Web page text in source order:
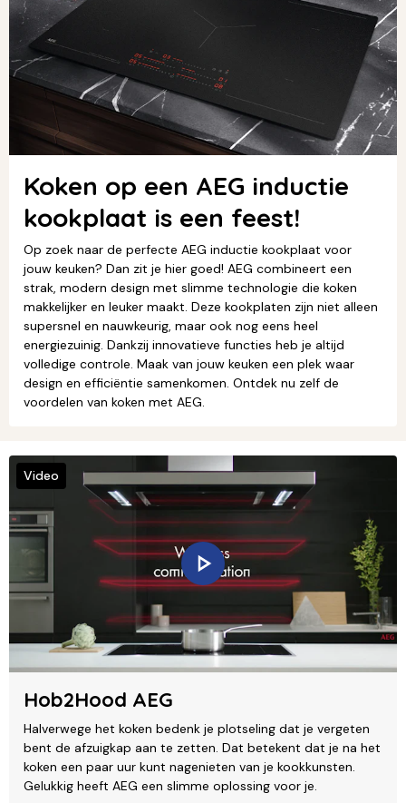
Koken op een AEG inductie
kookplaat is een feest!
Op zoek naar de perfecte AEG inductie kookplaat voor
jouw keuken? Dan zit je hier goed! AEG combineert een
strak, modern design met slimme technologie die koken
makkelijker en leuker maakt. Deze kookplaten zijn niet alleen
supersnel en nauwkeurig, maar ook nog eens heel
energiezuinig. Dankzij innovatieve functies heb je altijd
volledige controle. Maak van jouw keuken een plek waar
design en efficiëntie samenkomen. Ontdek nu zelf de
voordelen van koken met AEG.
Hob2Hood AEG
Halverwege het koken bedenk je plotseling dat je vergeten
bent de afzuigkap aan te zetten. Dat betekent dat je na het
koken een paar uur kunt nagenieten van je kookkunsten.
Gelukkig heeft AEG een slimme oplossing voor je.
Video